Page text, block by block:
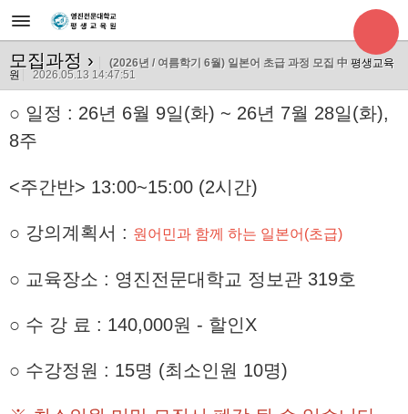
모집과정 › (2026년 / 여름학기 6월) 일본어 초급 과정 모집 中 평생교육
원
2026.05.13 14:47:51
○ 일정 : 26년 6월 9일(화) ~ 26년 7월 28일(화),
8주
<주간반> 13:00~15:00 (2시간)
○ 강의계획서 : 원어민과 함께 하는 일본어(초급)
○ 교육장소 : 영진전문대학교 정보관 319호
○ 수 강 료 : 140,000원 - 할인X
○ 수강정원 : 15명 (최소인원 10명)